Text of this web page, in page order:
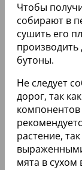
Чтобы
собирают в
сушить его
производить
бутоны.
Не следует
дорог, так
компонентов
растение,
мята в сухом